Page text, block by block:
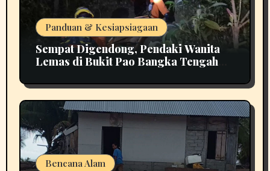
Panduan & Kesiapsiagaan
Sempat Digendong, Pendaki Wanita
Lemas di Bukit Pao Bangka Tengah
Bencana Alam